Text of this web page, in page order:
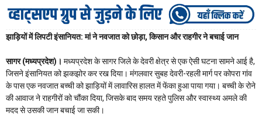
झाड़ियों में लिपटी इंसानियत: मां ने नवजात को छोड़ा, किसान और राहगीर ने बचाई जान
सागर (मध्यप्रदेश)। मध्यप्रदेश के सागर जिले के देवरी क्षेत्र से एक ऐसी घटना सामने आई है,
जिसने इंसानियत को झकझोर कर रख दिया। मंगलवार सुबह देवरी-रहली मार्ग पर कोपरा गांव
के पास एक नवजात बच्ची को झाड़ियों में लावारिस हालत में फेंका हुआ पाया गया। बच्ची के रोने
की आवाज ने राहगीरों को चौंका दिया, जिसके बाद समय रहते पुलिस और स्वास्थ्य अमले की
मदद से उसकी जान बचाई जा सकी।